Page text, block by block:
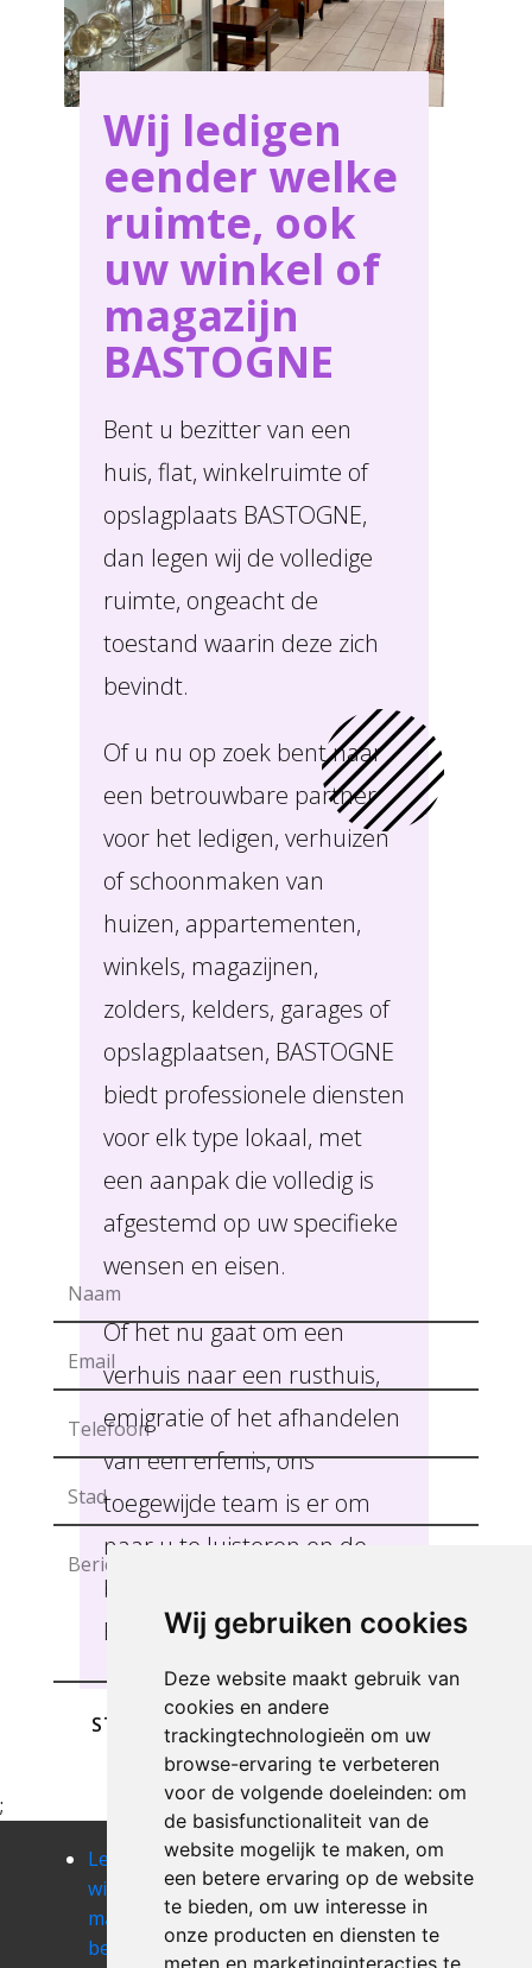
Wij gebruiken cookies
Deze website maakt gebruik van
cookies en andere
trackingtechnologieën om uw
browse-ervaring te verbeteren
voor de volgende doeleinden: om
de basisfunctionaliteit van de
website mogelijk te maken, om
een betere ervaring op de website
te bieden, om uw interesse in
onze producten en diensten te
meten en marketinginteracties te
Wij ledigen
eender welke
ruimte, ook
uw winkel of
magazijn
BASTOGNE
Bent u bezitter van een
huis, flat, winkelruimte of
opslagplaats BASTOGNE,
dan legen wij de volledige
ruimte, ongeacht de
toestand waarin deze zich
bevindt.
Of u nu op zoek bent naar
een betrouwbare partner
voor het ledigen, verhuizen
of schoonmaken van
huizen, appartementen,
winkels, magazijnen,
zolders, kelders, garages of
opslagplaatsen, BASTOGNE
biedt professionele diensten
voor elk type lokaal, met
een aanpak die volledig is
afgestemd op uw specifieke
wensen en eisen.
Of het nu gaat om een
verhuis naar een rusthuis,
emigratie of het afhandelen
van een erfenis, ons
toegewijde team is er om
naar u te luisteren en de
beste oplossingen te bieden
BASTOGNE .
STUREN
;
Leegmaken
winkel of
magazij
beausaint
Leegmaken
winkel of
magazij beffe
Leegmaken
winkel of
magazij beho
Leegmaken
Leegmaken